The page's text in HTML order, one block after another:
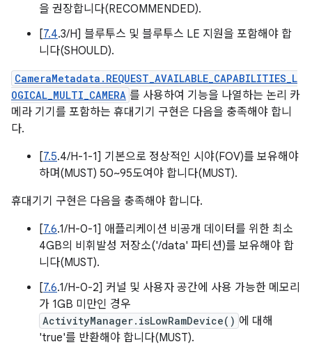
을 권장합니다(RECOMMENDED).
[7.4.3/H] 블루투스 및 블루투스 LE 지원을 포함해야 합
니다(SHOULD).
CameraMetadata.REQUEST_AVAILABLE_CAPABILITIES_L
OGICAL_MULTI_CAMERA 를 사용하여 기능을 나열하는 논리 카
메라 기기를 포함하는 휴대기기 구현은 다음을 충족해야 합니
다.
[7.5.4/H-1-1] 기본으로 정상적인 시야(FOV)를 보유해야
하며(MUST) 50~95도여야 합니다(MUST).
휴대기기 구현은 다음을 충족해야 합니다.
[7.6.1/H-0-1] 애플리케이션 비공개 데이터를 위한 최소
4GB의 비휘발성 저장소('/data' 파티션)를 보유해야 합
니다(MUST).
[7.6.1/H-0-2] 커널 및 사용자 공간에 사용 가능한 메모리
가 1GB 미만인 경우
ActivityManager.isLowRamDevice() 에 대해
'true'를 반환해야 합니다(MUST).